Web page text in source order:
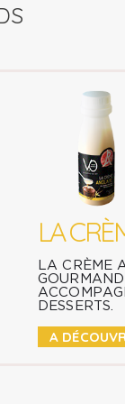
LA
LA CRÈME
DESSERTS.
A